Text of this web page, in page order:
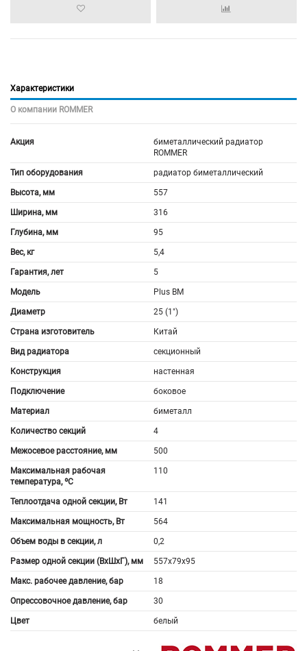
Характеристики
О компании ROMMER
Акция
биметаллический радиатор
ROMMER
Тип оборудования радиатор биметаллический
Высота, мм 557
Ширина, мм 316
Глубина, мм 95
Вес, кг 5,4
Гарантия, лет 5
Модель Plus BM
Диаметр 25 (1")
Страна изготовитель Китай
Вид радиатора секционный
Конструкция настенная
Подключение боковое
Материал биметалл
Количество секций 4
Межосевое расстояние, мм 500
Максимальная рабочая
температура, ºС
110
Теплоотдача одной секции, Вт 141
Максимальная мощность, Вт 564
Объем воды в секции, л 0,2
Размер одной секции (ВхШхГ), мм 557х79х95
Макс. рабочее давление, бар 18
Опрессовочное давление, бар 30
Цвет белый